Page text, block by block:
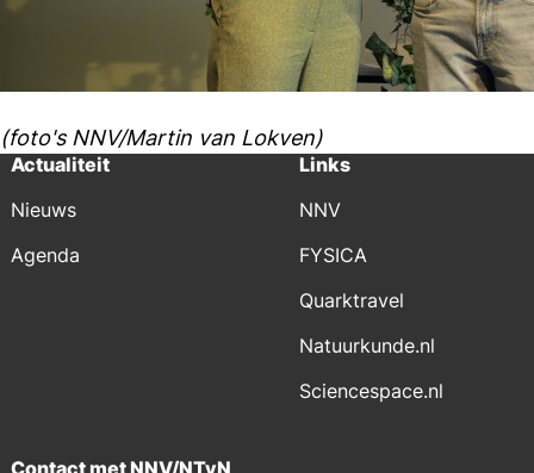
(foto's NNV/Martin van Lokven)
Actualiteit
Nieuws
Agenda
Links
NNV
FYSICA
Quarktravel
Natuurkunde.nl
Sciencespace.nl